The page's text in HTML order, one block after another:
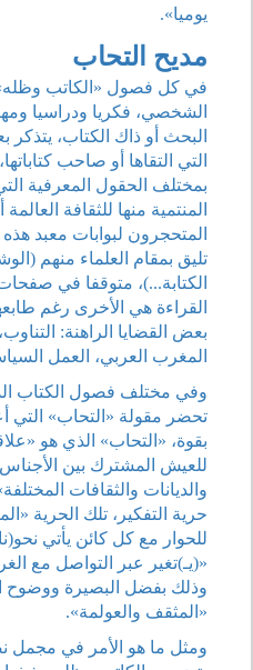
يوميا».
مديح التحاب
في كل فصول «الكاتب
الشخصي، فكريا ودراسيا
البحث أو ذاك الكتاب، يتذكر
التي التقاها أو صاحب
بمختلف الحقول المعرفية
المنتمية منها للثقافة
المتحجرون لبوابات معبد هذه
تليق بمقام العلماء منهم
الكتابة...)، متوقفا في
القراءة هي الأخرى رغم
بعض القضايا الراهنة:
المغرب العربي، العمل
وفي مختلف فصول الكتاب
تحضر مقولة «التحاب» التي
بقوة، «التحاب» الذي هو
للعيش المشترك بين الأجناس
والديانات والثقافات
حرية التفكير، تلك الحرية
للحوار مع كل كائن يأتي
«(يـ)تغير عبر التواصل مع
وذلك بفضل البصيرة ووضوح
«المثقف والعولمة».
ومثل ما هو الأمر في مجمل